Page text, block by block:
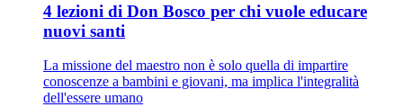
4 lezioni di Don Bosco per chi vuole educare
nuovi santi
La missione del maestro non è solo quella di impartire
conoscenze a bambini e giovani, ma implica l'integralità
dell'essere umano